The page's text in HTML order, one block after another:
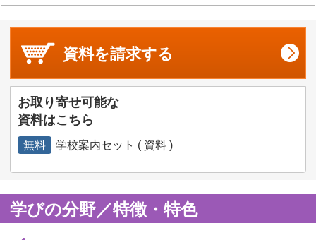
資料を請求する
お取り寄せ可能な
資料はこちら
無料 学校案内セット ( 資料 )
学びの分野／特徴・特色